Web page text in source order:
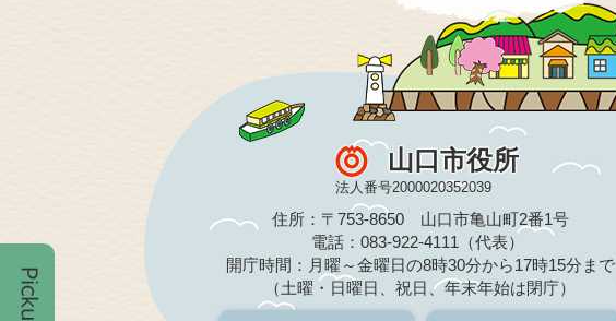
山口市役所
法人番号2000020352039
住所：〒753-8650 山口市亀山町2番1号
電話：083-922-4111（代表）
開庁時間：月曜～金曜日の8時30分から17時15分まで
（土曜・日曜日、祝日、年末年始は閉庁）